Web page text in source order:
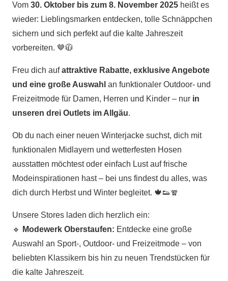
Vom 30. Oktober bis zum 8. November 2025 heißt es
wieder: Lieblingsmarken entdecken, tolle Schnäppchen
sichern und sich perfekt auf die kalte Jahreszeit
vorbereiten. 🤎🧥
Freu dich aufattraktive Rabatte, exklusive Angebote
und eine große Auswahl an funktionaler Outdoor- und
Freizeitmode für Damen, Herren und Kinder – nur in
unseren drei Outlets im Allgäu.
Ob du nach einer neuen Winterjacke suchst, dich mit
funktionalen Midlayern und wetterfesten Hosen
ausstatten möchtest oder einfach Lust auf frische
Modeinspirationen hast – bei uns findest du alles, was
dich durch Herbst und Winter begleitet. 🍁👟🧣
Unsere Stores laden dich herzlich ein:
🔹
Modewerk Oberstaufen: Entdecke eine große
Auswahl an Sport-, Outdoor- und Freizeitmode – von
beliebten Klassikern bis hin zu neuen Trendstücken für
die kalte Jahreszeit.